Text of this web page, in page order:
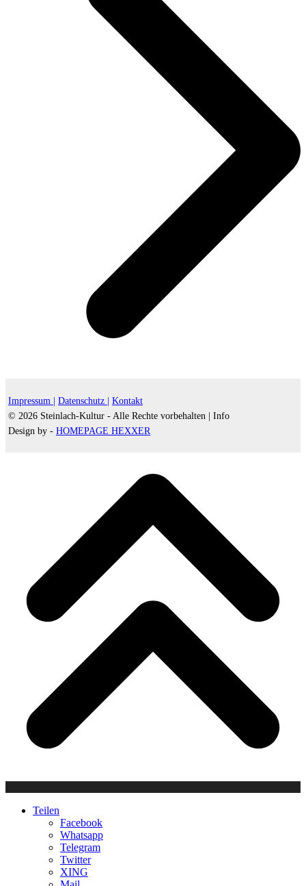
Impressum | Datenschutz |
Kontakt
© 2026 Steinlach-Kultur - Alle Rechte vorbehalten |
Info
Design by - HOMEPAGE HEXXER
Teilen
Facebook
Whatsapp
Telegram
Twitter
XING